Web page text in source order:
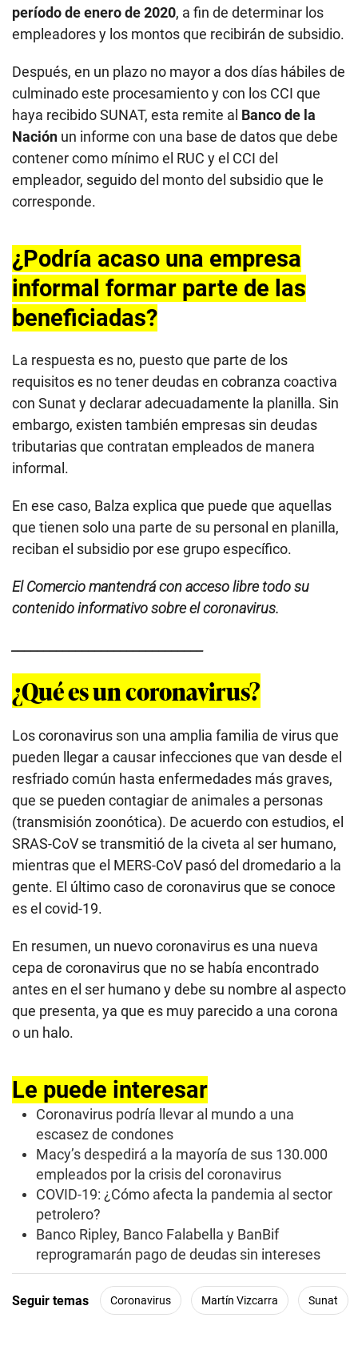
período de enero de 2020, a fin de determinar los
empleadores y los montos que recibirán de subsidio.
Después, en un plazo no mayor a dos días hábiles de
culminado este procesamiento y con los CCI que
haya recibido SUNAT, esta remite al Banco de la
Nación un informe con una base de datos que debe
contener como mínimo el RUC y el CCI del
empleador, seguido del monto del subsidio que le
corresponde.
¿Podría acaso una empresa
informal formar parte de las
beneficiadas?
La respuesta es no, puesto que parte de los
requisitos es no tener deudas en cobranza coactiva
con Sunat y declarar adecuadamente la planilla. Sin
embargo, existen también empresas sin deudas
tributarias que contratan empleados de manera
informal.
En ese caso, Balza explica que puede que aquellas
que tienen solo una parte de su personal en planilla,
reciban el subsidio por ese grupo específico.
El Comercio mantendrá con acceso libre todo su
contenido informativo sobre el coronavirus.
¿Qué es un coronavirus?
Los coronavirus son una amplia familia de virus que
pueden llegar a causar infecciones que van desde el
resfriado común hasta enfermedades más graves,
que se pueden contagiar de animales a personas
(transmisión zoonótica). De acuerdo con estudios, el
SRAS-CoV se transmitió de la civeta al ser humano,
mientras que el MERS-CoV pasó del dromedario a la
gente. El último caso de coronavirus que se conoce
es el covid-19.
En resumen, un nuevo coronavirus es una nueva
cepa de coronavirus que no se había encontrado
antes en el ser humano y debe su nombre al aspecto
que presenta, ya que es muy parecido a una corona
o un halo.
Le puede interesar
Coronavirus podría llevar al mundo a una
escasez de condones
Macy’s despedirá a la mayoría de sus 130.000
empleados por la crisis del coronavirus
COVID-19: ¿Cómo afecta la pandemia al sector
petrolero?
Banco Ripley, Banco Falabella y BanBif
reprogramarán pago de deudas sin intereses
Seguir temas Coronavirus Martín Vizcarra Sunat